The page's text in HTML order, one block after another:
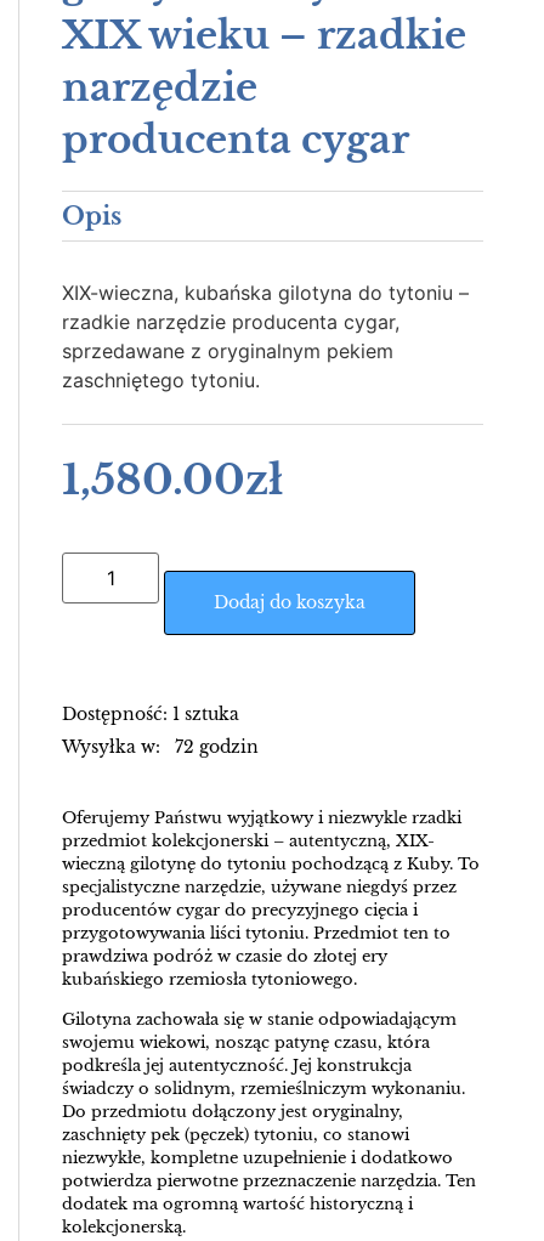
XIX wieku – rzadkie
narzędzie
producenta cygar
Opis
XIX-wieczna, kubańska gilotyna do tytoniu –
rzadkie narzędzie producenta cygar,
sprzedawane z oryginalnym pekiem
zaschniętego tytoniu.
1,580.00zł
Dodaj do koszyka
Dostępność: 1 sztuka
Wysyłka w: 72 godzin
Oferujemy Państwu wyjątkowy i niezwykle rzadki
przedmiot kolekcjonerski – autentyczną, XIX-
wieczną gilotynę do tytoniu pochodzącą z Kuby. To
specjalistyczne narzędzie, używane niegdyś przez
producentów cygar do precyzyjnego cięcia i
przygotowywania liści tytoniu. Przedmiot ten to
prawdziwa podróż w czasie do złotej ery
kubańskiego rzemiosła tytoniowego.
Gilotyna zachowała się w stanie odpowiadającym
swojemu wiekowi, nosząc patynę czasu, która
podkreśla jej autentyczność. Jej konstrukcja
świadczy o solidnym, rzemieślniczym wykonaniu.
Do przedmiotu dołączony jest oryginalny,
zaschnięty pek (pęczek) tytoniu, co stanowi
niezwykłe, kompletne uzupełnienie i dodatkowo
potwierdza pierwotne przeznaczenie narzędzia. Ten
dodatek ma ogromną wartość historyczną i
kolekcjonerską.